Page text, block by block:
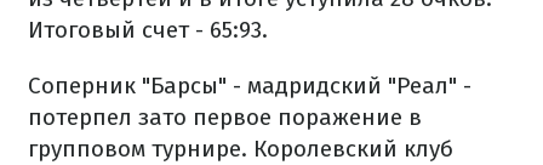
Итоговый счет - 65:93.
Соперник "Барсы" - мадридский "Реал" -
потерпел зато первое поражение в
групповом турнире. Королевский клуб